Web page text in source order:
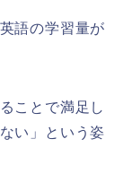
語の学習量が
ことで満足し
い」という姿